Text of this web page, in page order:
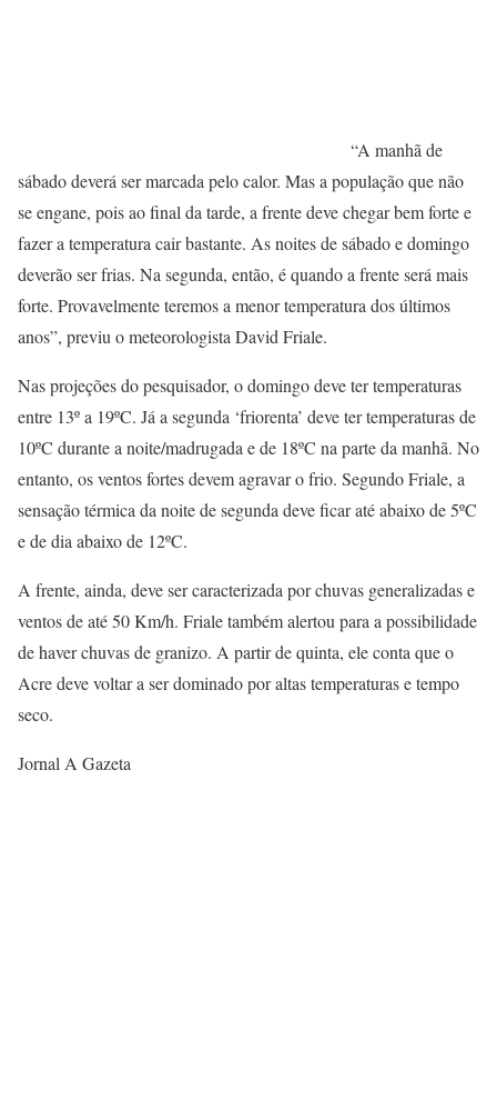
“A manhã de
sábado deverá ser marcada pelo calor. Mas a população que não
se engane, pois ao final da tarde, a frente deve chegar bem forte e
fazer a temperatura cair bastante. As noites de sábado e domingo
deverão ser frias. Na segunda, então, é quando a frente será mais
forte. Provavelmente teremos a menor temperatura dos últimos
anos”, previu o meteorologista David Friale.
Nas projeções do pesquisador, o domingo deve ter temperaturas
entre 13º a 19ºC. Já a segunda ‘friorenta’ deve ter temperaturas de
10ºC durante a noite/madrugada e de 18ºC na parte da manhã. No
entanto, os ventos fortes devem agravar o frio. Segundo Friale, a
sensação térmica da noite de segunda deve ficar até abaixo de 5ºC
e de dia abaixo de 12ºC.
A frente, ainda, deve ser caracterizada por chuvas generalizadas e
ventos de até 50 Km/h. Friale também alertou para a possibilidade
de haver chuvas de granizo. A partir de quinta, ele conta que o
Acre deve voltar a ser dominado por altas temperaturas e tempo
seco.
Jornal A Gazeta